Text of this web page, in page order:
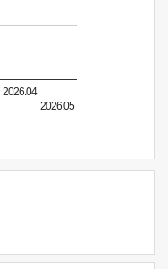
2026.04
2026.05